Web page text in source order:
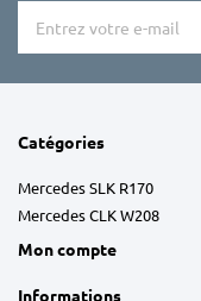
Catégories
Mercedes SLK R170
Mercedes CLK W208
Mon compte
Informations